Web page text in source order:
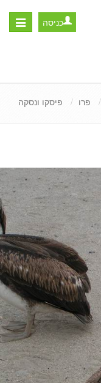
Toggle
כניסה
פרו פיסקו ונסקה